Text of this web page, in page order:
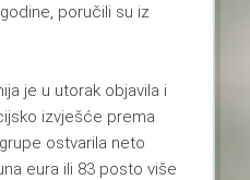
poručili su iz
je u utorak objavila i
izvješće prema
ostvarila neto
eura ili 83 posto više